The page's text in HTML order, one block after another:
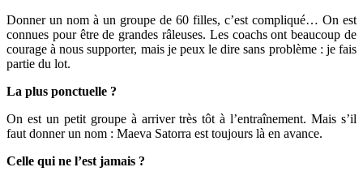
Donner un nom à un groupe de 60 filles, c’est compliqué… On est
connues pour être de grandes râleuses. Les coachs ont beaucoup de
courage à nous supporter, mais je peux le dire sans problème : je fais
partie du lot.
La plus ponctuelle ?
On est un petit groupe à arriver très tôt à l’entraînement. Mais s’il
faut donner un nom : Maeva Satorra est toujours là en avance.
Celle qui ne l’est jamais ?